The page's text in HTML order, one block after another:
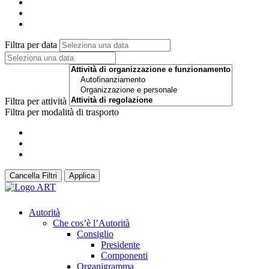
Filtra per data
Filtra per attività
Filtra per modalità di trasporto
Cancella Filtri Applica
Autorità
Che cos’è l’Autorità
Consiglio
Presidente
Componenti
Organigramma